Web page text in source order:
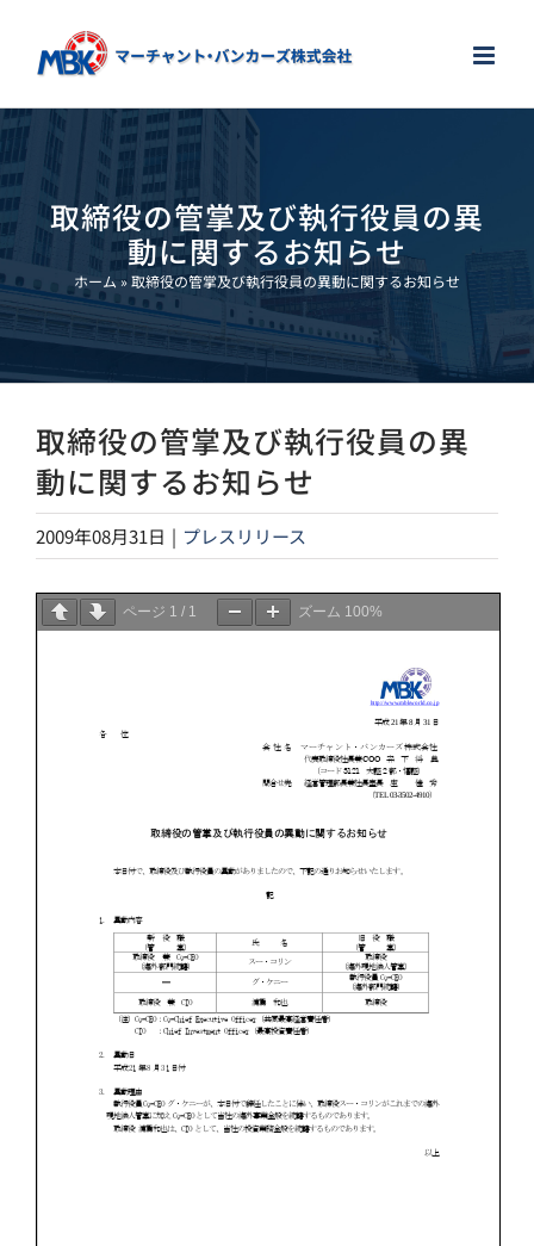
content
取締役の管掌及び執行役員の異
動に関するお知らせ
ホーム »取締役の管掌及び執行役員の異動に関するお知らせ
取締役の管掌及び執行役員の異
動に関するお知らせ
2009年08月31日 | プレスリリース
ページ 1 / 1 ズーム 100%